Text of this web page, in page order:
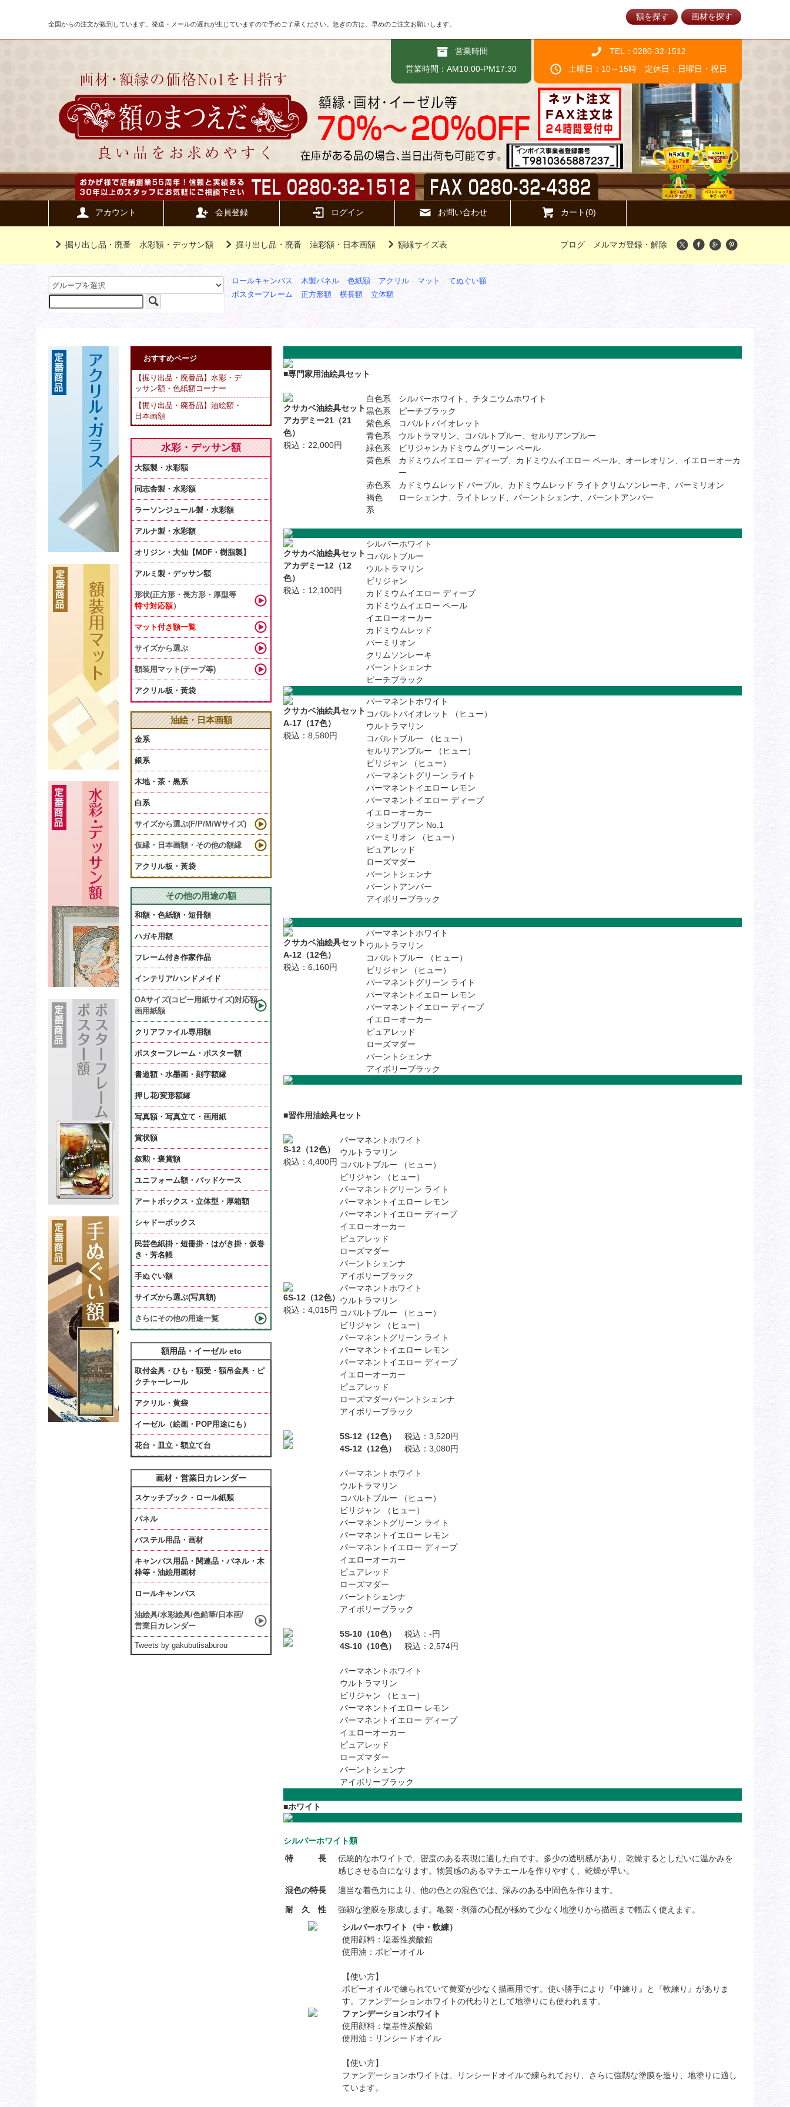
全国からの注文が殺到しています。発送・メールの遅れが生じていますので予めご了承ください。急ぎの方は、早めのご注文お願いします。
額を探す 画材を探す
営業時間
営業時間：AM10:00-PM17:30
TEL：0280-32-1512
土曜日：10～15時 定休日：日曜日・祝日
アカウント 会員登録 ログイン お問い合わせ カート(0)
掘り出し品・廃番 水彩額・デッサン額 掘り出し品・廃番 油彩額・日本画額 額縁サイズ表 ブログ メルマガ登録・解除
ロールキャンバス 木製パネル 色紙額 アクリル マット
てぬぐい額
ポスターフレーム
正方形額 横長額 立体額
■専門家用油絵具セット
クサカベ油絵具セット
アカデミー21（21
色）
税込：22,000円
白色系
シルバーホワイト、チタニウムホワイト
黒色系
ピーチブラック
紫色系
コバルトバイオレット
青色系
ウルトラマリン、コバルトブルー、セルリアンブルー
緑色系
ビリジャンカドミウムグリーン ペール
黄色系
カドミウムイエロー ディープ、カドミウムイエロー ペール、オーレオリン、イエローオーカ
ー
赤色系
カドミウムレッド パープル、カドミウムレッド ライトクリムソンレーキ、バーミリオン
褐色
系
ローシェンナ、ライトレッド、バーントシェンナ、バーントアンバー
クサカベ油絵具セット
アカデミー12（12
色）
税込：12,100円
シルバーホワイト
コバルトブルー
ウルトラマリン
ビリジャン
カドミウムイエロー ディープ
カドミウムイエロー ペール
イエローオーカー
カドミウムレッド
バーミリオン
クリムソンレーキ
バーントシェンナ
ピーチブラック
クサカベ油絵具セット
A-17（17色）
税込：8,580円
パーマネントホワイト
コバルトバイオレット （ヒュー）
ウルトラマリン
コバルトブルー （ヒュー）
セルリアンブルー （ヒュー）
ビリジャン （ヒュー）
パーマネントグリーン ライト
パーマネントイエロー レモン
パーマネントイエロー ディープ
イエローオーカー
ジョンブリアン No.1
バーミリオン （ヒュー）
ピュアレッド
ローズマダー
バーントシェンナ
バーントアンバー
アイボリーブラック
クサカベ油絵具セット
A-12（12色）
税込：6,160円
パーマネントホワイト
ウルトラマリン
コバルトブルー （ヒュー）
ビリジャン （ヒュー）
パーマネントグリーン ライト
パーマネントイエロー レモン
パーマネントイエロー ディープ
イエローオーカー
ピュアレッド
ローズマダー
バーントシェンナ
アイボリーブラック
■習作用油絵具セット
S-12（12色）
税込：4,400円
パーマネントホワイト
ウルトラマリン
コバルトブルー （ヒュー）
ビリジャン （ヒュー）
パーマネントグリーン ライト
パーマネントイエロー レモン
パーマネントイエロー ディープ
イエローオーカー
ピュアレッド
ローズマダー
バーントシェンナ
アイボリーブラック
6S-12（12色）
税込：4,015円
パーマネントホワイト
ウルトラマリン
コバルトブルー （ヒュー）
ビリジャン （ヒュー）
パーマネントグリーン ライト
パーマネントイエロー レモン
パーマネントイエロー ディープ
イエローオーカー
ピュアレッド
ローズマダーバーントシェンナ
アイボリーブラック
5S-12（12色）
税込：3,520円
4S-12（12色）
税込：3,080円
パーマネントホワイト
ウルトラマリン
コバルトブルー （ヒュー）
ビリジャン （ヒュー）
パーマネントグリーン ライト
パーマネントイエロー レモン
パーマネントイエロー ディープ
イエローオーカー
ピュアレッド
ローズマダー
バーントシェンナ
アイボリーブラック
5S-10（10色）
税込：-円
4S-10（10色）
税込：2,574円
パーマネントホワイト
ウルトラマリン
ビリジャン （ヒュー）
パーマネントイエロー レモン
パーマネントイエロー ディープ
イエローオーカー
ピュアレッド
ローズマダー
バーントシェンナ
アイボリーブラック
■ホワイト
シルバーホワイト類
特 長
伝統的なホワイトで、密度のある表現に適した白です。多少の透明感があり、乾燥するとしだいに温かみを
感じさせる白になります。物質感のあるマチエールを作りやすく、乾燥が早い。
混色の特長 適当な着色力により、他の色との混色では、深みのある中間色を作ります。
耐 久 性
強靱な塗膜を形成します。亀裂・剥落の心配が極めて少なく地塗りから描画まで幅広く使えます。
シルバーホワイト（中・軟練）
使用顔料：塩基性炭酸鉛
使用油：ポピーオイル
【使い方】
ポピーオイルで練られていて黄変が少なく描画用です。使い勝手により『中練り』と『軟練り』がありま
す。ファンデーションホワイトの代わりとして地塗りにも使われます。
ファンデーションホワイト
使用顔料：塩基性炭酸鉛
使用油：リンシードオイル
【使い方】
ファンデーションホワイトは、リンシードオイルで練られており、さらに強靱な塗膜を造り、地塗りに適し
ています。
おすすめページ
【掘り出品・廃番品】水彩・デ
ッサン額・色紙額コーナー
【掘り出品・廃番品】油絵額・
日本画額
水彩・デッサン額
大額製・水彩額
同志舎製・水彩額
ラーソンジュール製・水彩額
アルナ製・水彩額
オリジン・大仙【MDF・樹脂製】
アルミ製・デッサン額
形状(正方形・長方形・厚型等
特寸対応額）
マット付き額一覧
サイズから選ぶ
額装用マット(テープ等)
アクリル板・黃袋
油絵・日本画額
金系
銀系
木地・茶・黒系
白系
サイズから選ぶ(F/P/M/Wサイズ)
仮縁・日本画額・その他の額縁
アクリル板・黃袋
その他の用途の額
和額・色紙額・短冊額
ハガキ用額
フレーム付き作家作品
インテリア/ハンドメイド
OAサイズ(コピー用紙サイズ)対応額・
画用紙額
クリアファイル専用額
ポスターフレーム・ポスター額
書道額・水墨画・刻字額縁
押し花/変形額縁
写真額・写真立て・画用紙
賞状額
叙勲・褒賞額
ユニフォーム額・バッドケース
アートボックス・立体型・厚箱額
シャドーボックス
民芸色紙掛・短冊掛・はがき掛・仮巻
き・芳名帳
手ぬぐい額
サイズから選ぶ(写真額)
さらにその他の用途一覧
額用品・イーゼル etc
取付金具・ひも・額受・額吊金具・ピ
クチャーレール
アクリル・黄袋
イーゼル（絵画・POP用途にも）
花台・皿立・額立て台
画材・営業日カレンダー
スケッチブック・ロール紙類
パネル
パステル用品・画材
キャンバス用品・関連品・パネル・木
枠等・油絵用画材
ロールキャンバス
油絵具/水彩絵具/色鉛筆/日本画/
営業日カレンダー
Tweets by gakubutisaburou